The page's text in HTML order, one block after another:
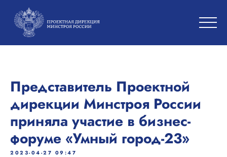
Представитель Проектной
дирекции Минстроя России
приняла участие в бизнес-
форуме «Умный город-23»
2023-04-27 09:47